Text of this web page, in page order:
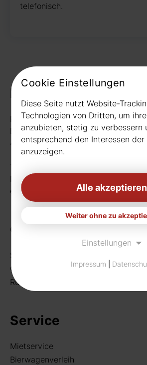
telefonisch.
Kontakt
Rudat GmbH
Borussiastr. 26
44149 Dortmund
Telefon:
Fax: 0231 656990
eMail:
info[at]rudat-gmbh.de
Getränke
Sortiment
Craft Beer
Rund um deine Bar
Service
Mietservice
Bierwagenverleih
Cookie Einstellungen
Diese Seite nutzt Website-
Technologien von Dritten, um
anzubieten, stetig zu verbessern
entsprechend den Interessen der
anzuzeigen.
Alle akzeptieren
Weiter ohne zu
Einstellungen
Impressum